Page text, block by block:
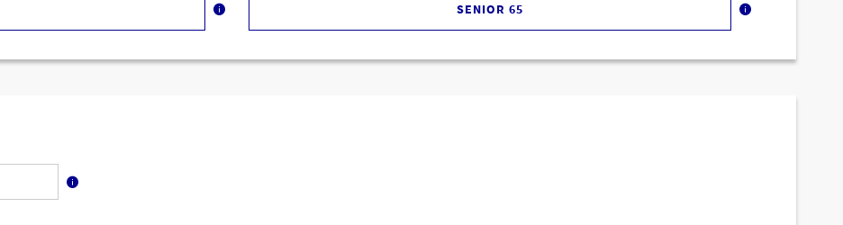
SENIOR 65